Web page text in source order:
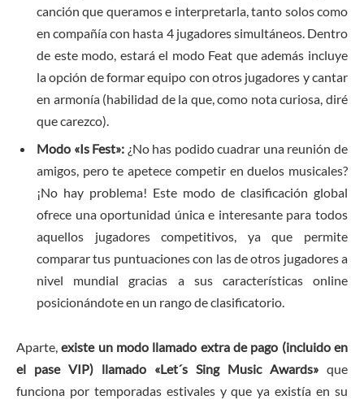
canción que queramos e interpretarla, tanto solos como
en compañía con hasta 4 jugadores simultáneos. Dentro
de este modo, estará el modo Feat que además incluye
la opción de formar equipo con otros jugadores y cantar
en armonía (habilidad de la que, como nota curiosa, diré
que carezco).
Modo «Is Fest»: ¿No has podido cuadrar una reunión de
amigos, pero te apetece competir en duelos musicales?
¡No hay problema! Este modo de clasificación global
ofrece una oportunidad única e interesante para todos
aquellos jugadores competitivos, ya que permite
comparar tus puntuaciones con las de otros jugadores a
nivel mundial gracias a sus características online
posicionándote en un rango de clasificatorio.
Aparte,existe un modo llamado extra de pago (incluido en
el pase VIP) llamado «Let´s Sing Music Awards» que
funciona por temporadas estivales y que ya existía en su